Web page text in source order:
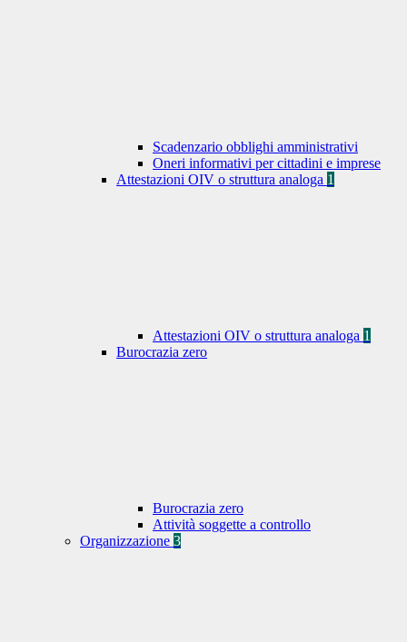
Scadenzario obblighi amministrativi
Oneri informativi per cittadini e imprese
Attestazioni OIV o struttura analoga 1
Attestazioni OIV o struttura analoga 1
Burocrazia zero
Burocrazia zero
Attività soggette a controllo
Organizzazione 3